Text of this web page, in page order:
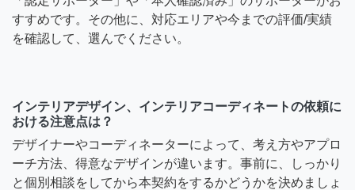
すすめです。その他に、対応エリアや今までの評価/実績
を確認して、選んでください。
インテリアデザイン、インテリアコーディネートの依頼に
おける注意点は？
デザイナーやコーディネーターによって、考え方やアプロ
ーチ方法、得意なデザインが違います。事前に、しっかり
と個別相談をしてから本契約をするかどうかを決めましょ